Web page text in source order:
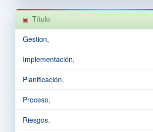
Título
Gestion,
Implementación,
Planificación,
Proceso,
Riesgos.